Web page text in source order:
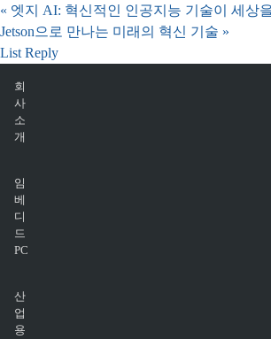
« 엣지 AI: 혁신적인 인공지능 기술이 세상
Jetson으로 만나는 미래의 혁신 기술 »
List Reply
회
사
소
개
임
베
디
드
PC
산
업
용